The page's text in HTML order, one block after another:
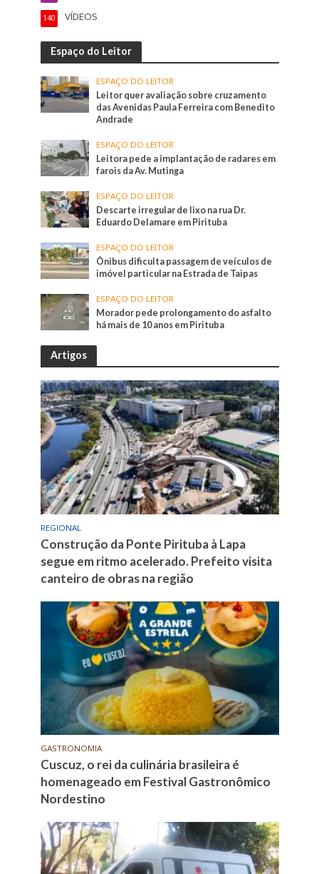
VÍDEOS
140
Espaço do Leitor
ESPAÇO DO LEITOR
Leitor quer avaliação sobre cruzamento
das Avenidas Paula Ferreira com Benedito
Andrade
ESPAÇO DO LEITOR
Leitora pede a implantação de radares em
farois da Av. Mutinga
ESPAÇO DO LEITOR
Descarte irregular de lixo na rua Dr.
Eduardo Delamare em Pirituba
ESPAÇO DO LEITOR
Ônibus dificulta passagem de veículos de
imóvel particular na Estrada de Taipas
ESPAÇO DO LEITOR
Morador pede prolongamento do asfalto
há mais de 10 anos em Pirituba
Artigos
REGIONAL
Construção da Ponte Pirituba à Lapa
segue em ritmo acelerado. Prefeito visita
canteiro de obras na região
GASTRONOMIA
Cuscuz, o rei da culinária brasileira é
homenageado em Festival Gastronômico
Nordestino